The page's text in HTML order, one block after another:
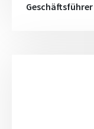
Geschäftsführer